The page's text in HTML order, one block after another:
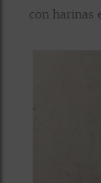
con harinas